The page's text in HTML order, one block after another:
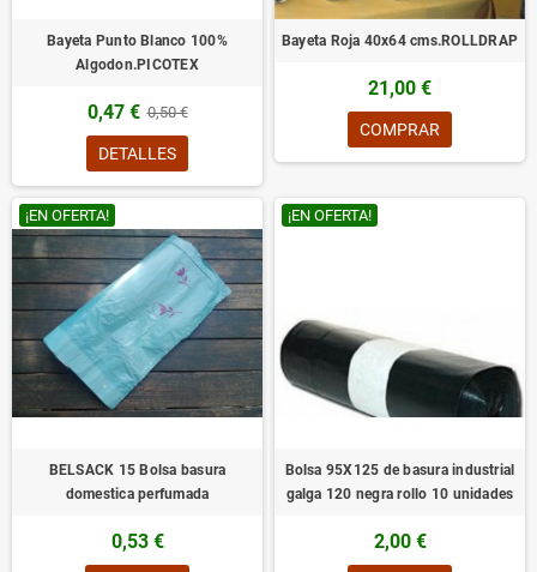
Bayeta Punto Blanco 100%
Algodon.PICOTEX
0,47 € 0,50 €
DETALLES
Bayeta Roja 40x64 cms.ROLLDRAP
21,00 €
COMPRAR
¡EN OFERTA!
BELSACK 15 Bolsa basura
domestica perfumada
0,53 €
¡EN OFERTA!
Bolsa 95X125 de basura industrial
galga 120 negra rollo 10 unidades
2,00 €